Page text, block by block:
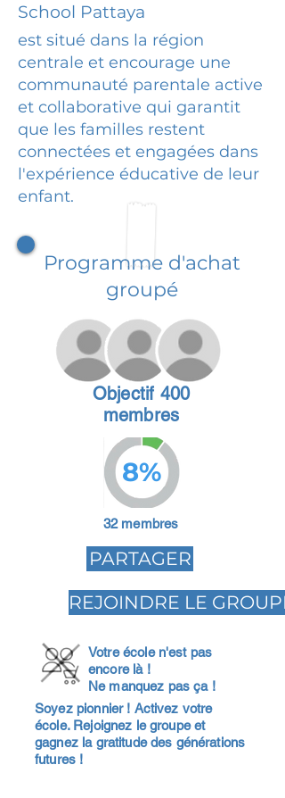
School Pattaya
est situé dans la région
centrale et encourage une
communauté parentale active
et collaborative qui garantit
que les familles restent
connectées et engagées dans
l'expérience éducative de leur
enfant.
Programme d'achat
groupé
Objectif 400
membres
8%
32 membres
PARTAGER
REJOINDRE LE GROUPE
Votre école n'est pas
encore là !
Ne manquez pas ça !
Soyez pionnier ! Activez votre
école. Rejoignez le groupe et
gagnez la gratitude des générations
futures !